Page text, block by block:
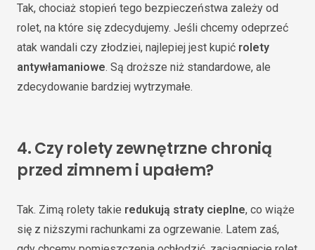
Tak, chociaż stopień tego bezpieczeństwa zależy od
rolet, na które się zdecydujemy. Jeśli chcemy odeprzeć
atak wandali czy złodziei, najlepiej jest kupić rolety
antywłamaniowe. Są droższe niż standardowe, ale
zdecydowanie bardziej wytrzymałe.
4.Czy rolety zewnętrzne chronią
przed zimnem i upałem?
Tak. Zimą rolety takie redukują straty cieplne, co wiąże
się z niższymi rachunkami za ogrzewanie. Latem zaś,